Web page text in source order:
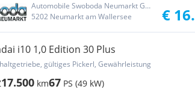
Automobile Swoboda Neumarkt GmbH
5202 Neumarkt am Wallersee
€
i10 1,0 Edition 30 Plus
gültiges Pickerl, Gewährleistung
17.500 km67 PS (49 kW)